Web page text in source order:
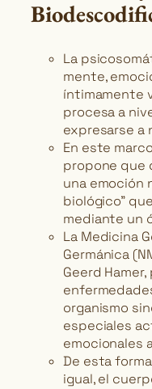
La
mente,
íntimamente
procesa a
expresarse a
En este
propone que
una emoción
biológico”
mediante un
La Medicina
Germánica
Geerd
organismo
especiales
emocionales
De esta
igual, el